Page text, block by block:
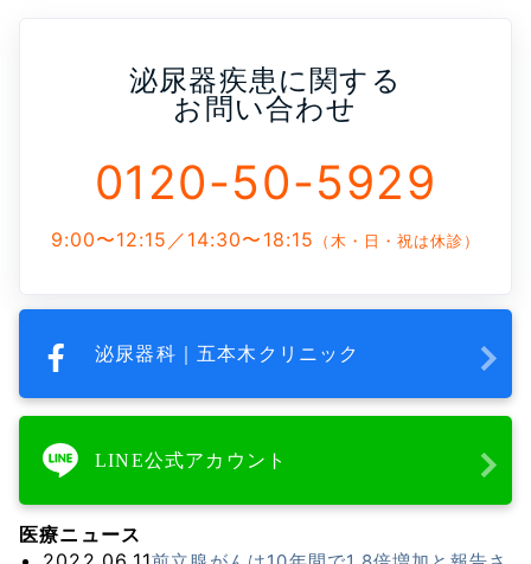
泌尿器疾患に関する
お問い合わせ
0120-50-5929
9:00〜12:15／14:30〜18:15 （木・日・祝は休診）
泌尿器科｜五本木クリニック
LINE公式アカウント
医療ニュース